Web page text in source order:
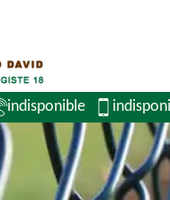
indisponible